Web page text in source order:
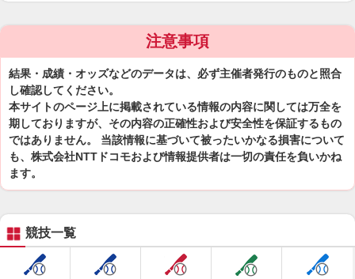
注意事項
結果・成績・オッズなどのデータは、必ず主催者発行のものと照合
し確認してください。
本サイトのページ上に掲載されている情報の内容に関しては万全を
期しておりますが、その内容の正確性および安全性を保証するもの
ではありません。 当該情報に基づいて被ったいかなる損害について
も、株式会社NTTドコモおよび情報提供者は一切の責任を負いかね
ます。
競技一覧